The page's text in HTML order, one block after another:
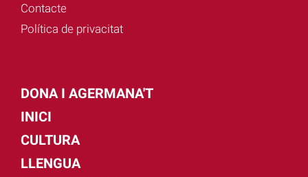
Contacte
Política de privacitat
DONA I AGERMANA'T
INICI
CULTURA
LLENGUA